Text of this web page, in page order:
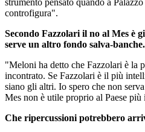
strumento pensato quando a
controfigura".
Secondo Fazzolari il no al Mes è
serve un altro fondo salva-banche.
"Meloni ha detto che Fazzolari è la
incontrato. Se Fazzolari è il più
siano gli altri. Io spero che non
Mes non è utile proprio al Paese
Che ripercussioni potrebbero